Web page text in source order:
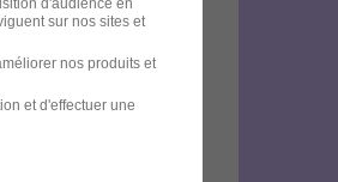
d'audience en
sur nos sites et
nos produits et
et d'effectuer une